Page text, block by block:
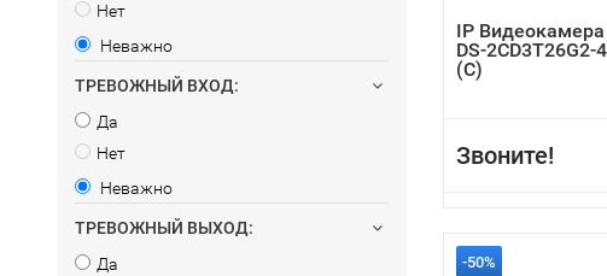
Нет
Неважно
ТРЕВОЖНЫЙ ВХОД:
Да
Нет
Неважно
ТРЕВОЖНЫЙ ВЫХОД:
Да
IP
DS-2CD3T26G2-
(C)
Звоните!
-50%